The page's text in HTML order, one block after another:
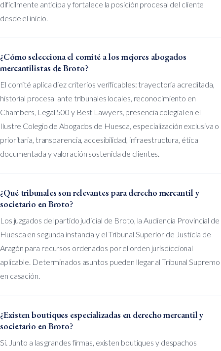
difícilmente anticipa y fortalece la posición procesal del cliente
desde el inicio.
¿Cómo selecciona el comité a los mejores abogados
mercantilistas de Broto?
El comité aplica diez criterios verificables: trayectoria acreditada,
historial procesal ante tribunales locales, reconocimiento en
Chambers, Legal 500 y Best Lawyers, presencia colegial en el
Ilustre Colegio de Abogados de Huesca, especialización exclusiva o
prioritaria, transparencia, accesibilidad, infraestructura, ética
documentada y valoración sostenida de clientes.
¿Qué tribunales son relevantes para derecho mercantil y
societario en Broto?
Los juzgados del partido judicial de Broto, la Audiencia Provincial de
Huesca en segunda instancia y el Tribunal Superior de Justicia de
Aragón para recursos ordenados por el orden jurisdiccional
aplicable. Determinados asuntos pueden llegar al Tribunal Supremo
en casación.
¿Existen boutiques especializadas en derecho mercantil y
societario en Broto?
Sí. Junto a las grandes firmas, existen boutiques y despachos